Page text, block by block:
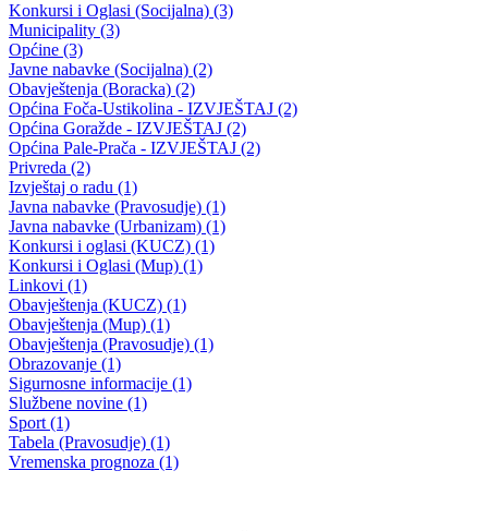
Plan javnih nabavki JU SSŠ “Džemal Bijedić” za 2026. godinu
30.01.2026